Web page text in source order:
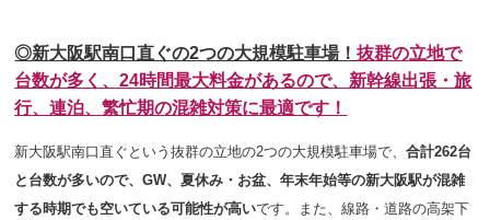
◎新大阪駅南口直ぐの2つの大規模駐車場！抜群の立地で
台数が多く、24時間最大料金があるので、新幹線出張・旅
行、連泊、繁忙期の混雑対策に最適です！
新大阪駅南口直ぐという抜群の立地の2つの大規模駐車場で、合計262台
と 台数が多いので、GW、夏休み・お盆、年末年始等の新大阪駅が混雑
する時期でも空いている可能性が高いです。また、線路・道路の高架下